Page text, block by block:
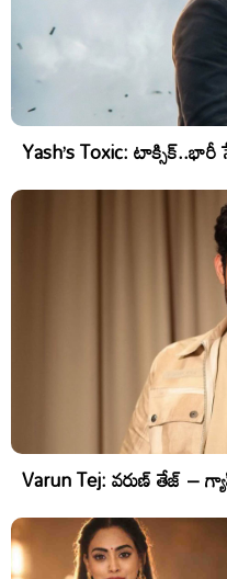
Yash’s Toxic:
Varun Tej: వరుణ్ తేజ్ –